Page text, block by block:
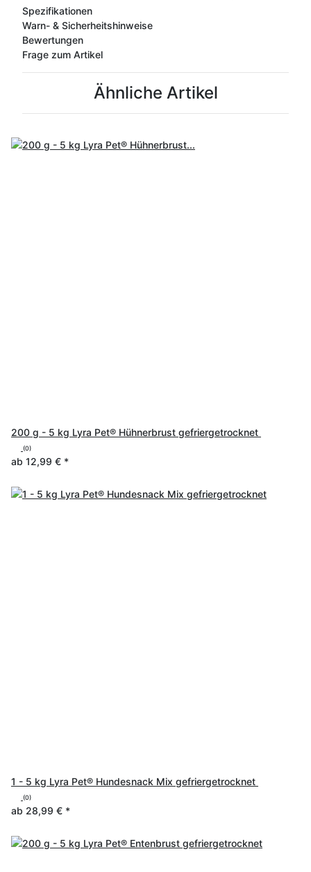
Spezifikationen
Warn- & Sicherheitshinweise
Bewertungen
Frage zum Artikel
Ähnliche Artikel
200 g - 5 kg Lyra Pet® Hühnerbrust gefriergetrocknet
(0)
ab 12,99 € *
1 - 5 kg Lyra Pet® Hundesnack Mix gefriergetrocknet
(0)
ab 28,99 € *